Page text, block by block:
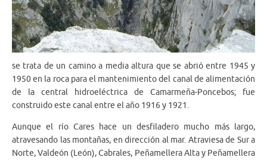
se trata de un camino a media altura que se abrió entre 1945 y
1950 en la roca para el mantenimiento del canal de alimentación
de la central hidroeléctrica de Camarmeña-Poncebos; fue
construido este canal entre el año 1916 y 1921.
Aunque el río Cares hace un desfiladero mucho más largo,
atravesando las montañas, en dirección al mar. Atraviesa de Sur a
Norte, Valdeón (León), Cabrales, Peñamellera Alta y Peñamellera